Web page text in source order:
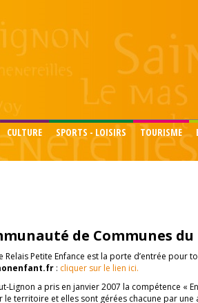
CULTURE SPORTS - LOISIRS TOURISME
de Communes
Relais Petite Enfance est la porte d’entrée pour
: cliquer sur le lien ici.
Lignon a pris en janvier 2007 la compétence «
le territoire et elles sont gérées chacune par une